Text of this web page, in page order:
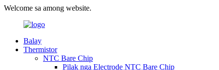
Welcome sa among website.
Balay
Thermistor
NTC Bare Chip
Pilak nga Electrode NTC Bare Chip